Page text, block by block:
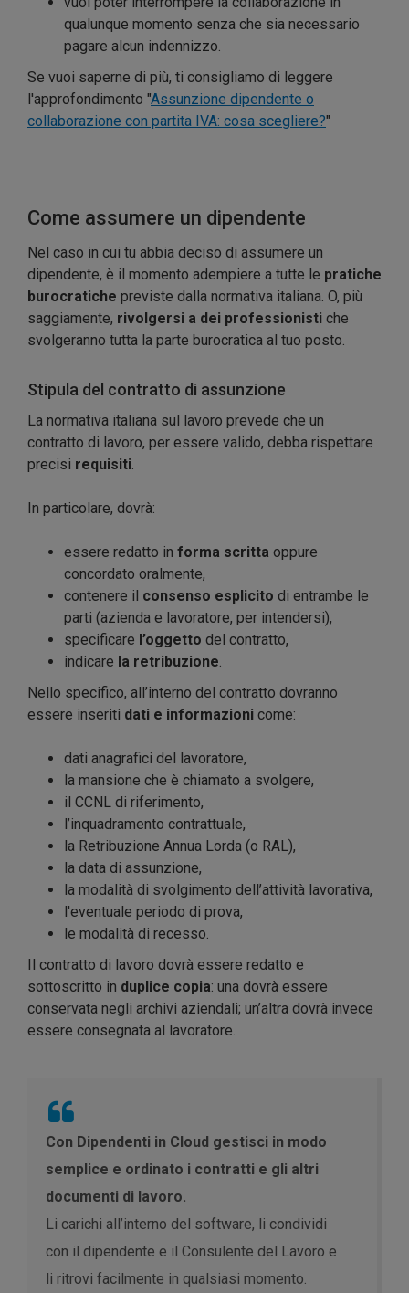
qualunque momento senza che sia necessario
pagare alcun indennizzo.
Se vuoi saperne di più, ti consigliamo di leggere
l'approfondimento "Assunzione dipendente o
collaborazione con partita IVA: cosa scegliere?"
Come assumere un dipendente
Nel caso in cui tu abbia deciso di assumere un
dipendente, è il momento adempiere a tutte le pratiche
burocratiche previste dalla normativa italiana. O, più
saggiamente, rivolgersi a dei professionisti che
svolgeranno tutta la parte burocratica al tuo posto.
Stipula del contratto di assunzione
La normativa italiana sul lavoro prevede che un
contratto di lavoro, per essere valido, debba rispettare
precisi requisiti.
In particolare, dovrà:
essere redatto in forma scritta oppure
concordato oralmente,
contenere il consenso esplicito di entrambe le
parti (azienda e lavoratore, per intendersi),
specificare l’oggetto del contratto,
indicare la retribuzione.
Nello specifico, all’interno del contratto dovranno
essere inseriti dati e informazioni come:
dati anagrafici del lavoratore,
la mansione che è chiamato a svolgere,
il CCNL di riferimento,
l’inquadramento contrattuale,
la Retribuzione Annua Lorda (o RAL),
la data di assunzione,
la modalità di svolgimento dell’attività lavorativa,
l'eventuale periodo di prova,
le modalità di recesso.
Il contratto di lavoro dovrà essere redatto e
sottoscritto in duplice copia: una dovrà essere
conservata negli archivi aziendali; un’altra dovrà invece
essere consegnata al lavoratore.
Con Dipendenti in Cloud gestisci in modo
semplice e ordinato i contratti e gli altri
documenti di lavoro.
Li carichi all’interno del software, li condividi
con il dipendente e il Consulente del Lavoro e
li ritrovi facilmente in qualsiasi momento.